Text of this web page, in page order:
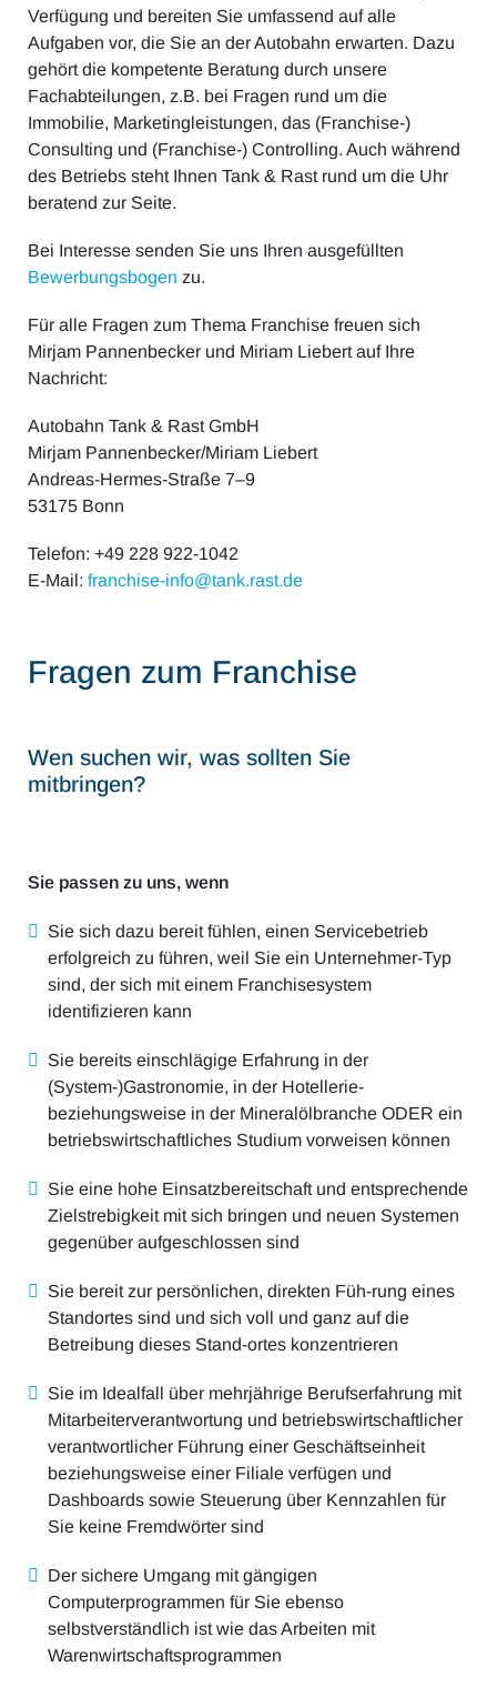
Verfügung und bereiten Sie umfassend auf alle
Aufgaben vor, die Sie an der Autobahn erwarten. Dazu
gehört die kompetente Beratung durch unsere
Fachabteilungen, z.B. bei Fragen rund um die
Immobilie, Marketingleistungen, das (Franchise-)
Consulting und (Franchise-) Controlling. Auch während
des Betriebs steht Ihnen Tank & Rast rund um die Uhr
beratend zur Seite.
Bei Interesse senden Sie uns Ihren ausgefüllten
Bewerbungsbogen zu.
Für alle Fragen zum Thema Franchise freuen sich
Mirjam Pannenbecker und Miriam Liebert auf Ihre
Nachricht:
Autobahn Tank & Rast GmbH
Mirjam Pannenbecker/Miriam Liebert
Andreas-Hermes-Straße 7–9
53175 Bonn
Telefon: +49 228 922-1042
E-Mail: franchise-info@tank.rast.de
Fragen zum Franchise
Wen suchen wir, was sollten Sie
mitbringen?
Sie passen zu uns, wenn
Sie sich dazu bereit fühlen, einen Servicebetrieb
erfolgreich zu führen, weil Sie ein Unternehmer-Typ
sind, der sich mit einem Franchisesystem
identifizieren kann
Sie bereits einschlägige Erfahrung in der
(System-)Gastronomie, in der Hotellerie-
beziehungsweise in der Mineralölbranche ODER ein
betriebswirtschaftliches Studium vorweisen können
Sie eine hohe Einsatzbereitschaft und entsprechende
Zielstrebigkeit mit sich bringen und neuen Systemen
gegenüber aufgeschlossen sind
Sie bereit zur persönlichen, direkten Füh-rung eines
Standortes sind und sich voll und ganz auf die
Betreibung dieses Stand-ortes konzentrieren
Sie im Idealfall über mehrjährige Berufserfahrung mit
Mitarbeiterverantwortung und betriebswirtschaftlicher
verantwortlicher Führung einer Geschäftseinheit
beziehungsweise einer Filiale verfügen und
Dashboards sowie Steuerung über Kennzahlen für
Sie keine Fremdwörter sind
Der sichere Umgang mit gängigen
Computerprogrammen für Sie ebenso
selbstverständlich ist wie das Arbeiten mit
Warenwirtschaftsprogrammen